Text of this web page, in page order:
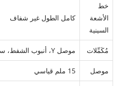
خط
الأشعة
السينية
كامل الطول غير شفاف
مُكَمِّلات موصل Y، أنبوب الشفط، ستايليت
موصل 15 ملم قياسي